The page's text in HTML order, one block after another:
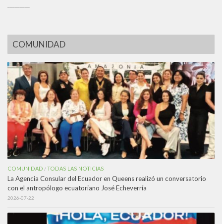
COMUNIDAD
COMUNIDAD /TODAS LAS NOTICIAS
La Agencia Consular del Ecuador en Queens realizó un conversatorio
con el antropólogo ecuatoriano José Echeverría
2026-07-22